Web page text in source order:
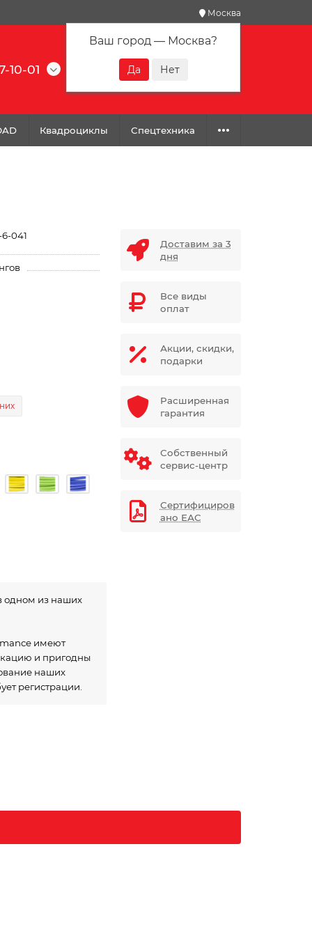
Москва
Ваш город — Москва?
10-01
Квадроциклы Спецтехника
6-041
одном из наших
имеют
и пригодны
наших
регистрации.
Доставим за 3
дня
Все виды
оплат
Акции, скидки,
подарки
Расширенная
гарантия
Собственный
сервис-центр
Сертифициров
ано ЕАС